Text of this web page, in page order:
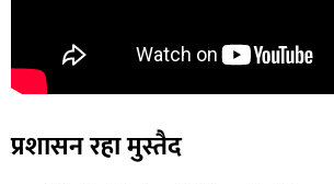
प्रशासन रहा मुस्तैद